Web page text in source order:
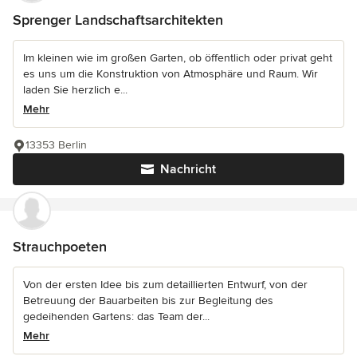
Sprenger Landschaftsarchitekten
Im kleinen wie im großen Garten, ob öffentlich oder privat geht
es uns um die Konstruktion von Atmosphäre und Raum. Wir
laden Sie herzlich e...
Mehr
Nachricht
13353 Berlin
Strauchpoeten
Von der ersten Idee bis zum detaillierten Entwurf, von der
Betreuung der Bauarbeiten bis zur Begleitung des
gedeihenden Gartens: das Team der...
Mehr